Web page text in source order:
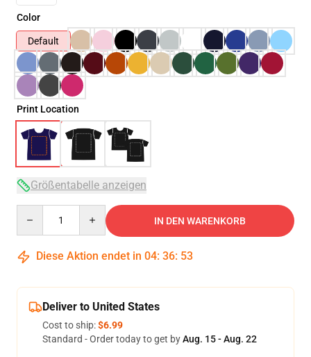
Color
Default
Print Location
Größentabelle anzeigen
IN DEN WARENKORB
Diese Aktion endet in 04: 36: 53
Deliver to United States
Cost to ship:$6.99
Standard - Order today to get byAug. 15 - Aug. 22